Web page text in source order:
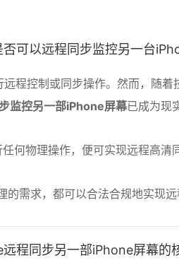
可以远程同步监控另一台
程控制或同步操作。然而，随着
监控另一部iPhone屏幕已成为现
何物理操作，便可实现远程高清
需求，都可以合法合规地实现
程同步另一部iPhone屏幕的